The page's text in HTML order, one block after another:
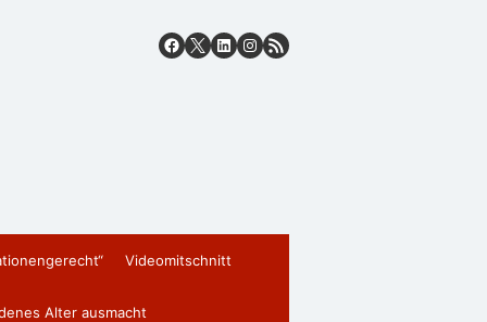
Videomitschnitt
Alter ausmacht